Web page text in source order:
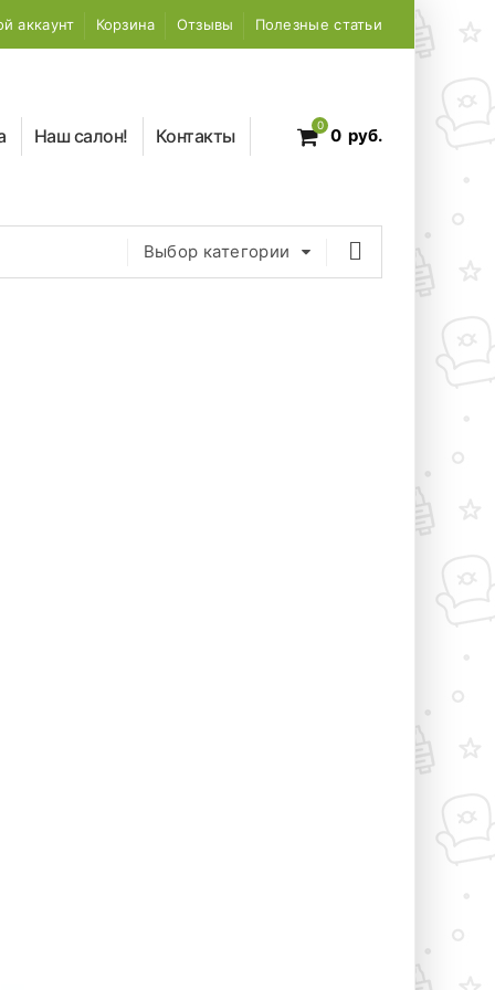
аккаунт Корзина Отзывы Полезные статьи
Наш салон! Контакты 0 0 руб.
Выбор категории